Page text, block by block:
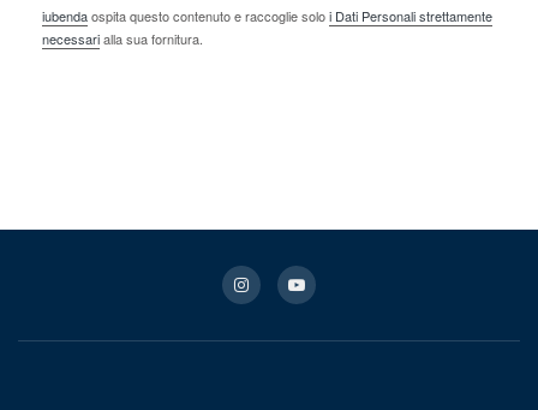
iubendaospita questo contenuto e raccoglie soloi Dati Personali strettamente
necessarialla sua fornitura.